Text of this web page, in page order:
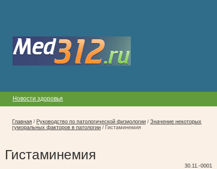
Новости здоровья
Главная / Руководство по патологической физиологии / Значение некоторых
гуморальных факторов в патологии / Гистаминемия
Гистаминемия
30.11.-0001